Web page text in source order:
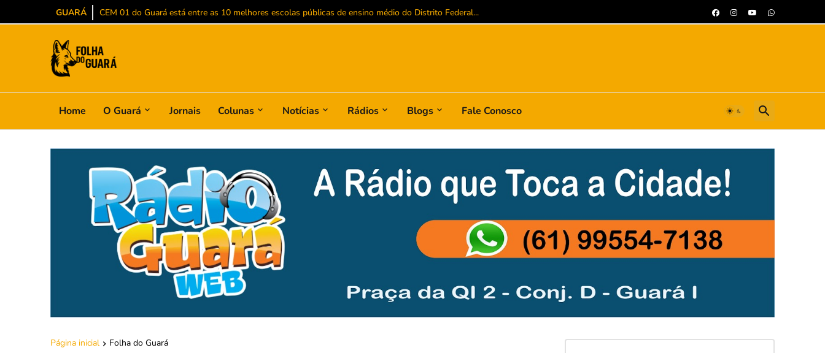
GUARÁ Policarpo tem candidatura a deputado federal homologada em convenção que oficializa Leandro Grass ao Governo do Distrito Federal...
Home O Guará Jornais Colunas Notícias Rádios Blogs Fale Conosco
Página inicial Folha do Guará